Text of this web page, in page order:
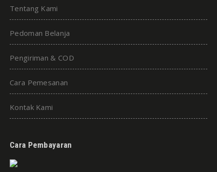
Tentang Kami
Pedoman Belanja
Pengiriman & COD
Cara Pemesanan
Kontak Kami
Cara Pembayaran